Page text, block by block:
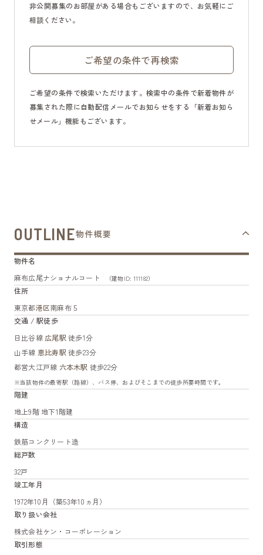
非公開募集のお部屋がある場合もございますので、お気軽にご
相談ください。
ご希望の条件で再検索
ご希望の条件で検索いただけます。検索中の条件で新着物件が
募集された際に自動配信メールでお知らせをする「新着お知ら
せメール」機能もございます。
OUTLINE物件概要
物件名
麻布広尾ナショナルコート
（建物ID: 111182）
住所
東京都港区南麻布５
交通 / 駅徒歩
日比谷線 広尾駅 徒歩1分
山手線 恵比寿駅 徒歩23分
都営大江戸線 六本木駅 徒歩22分
※当該物件の最寄駅（路線）、バス停、およびそこまでの徒歩所要時間です。
階建
地上9階 地下1階建
構造
鉄筋コンクリート造
総戸数
32戸
竣工年月
1972年10月（築53年10ヵ月）
取り扱い会社
株式会社ケン・コーポレーション
取引形態